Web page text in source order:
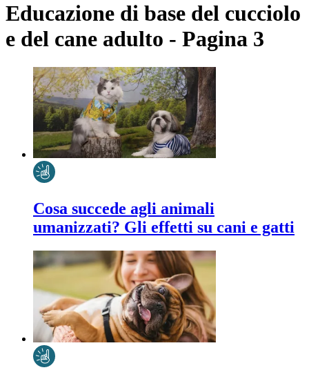
Educazione di base del cucciolo
e del cane adulto - Pagina 3
Cosa succede agli animali
umanizzati? Gli effetti su cani e gatti